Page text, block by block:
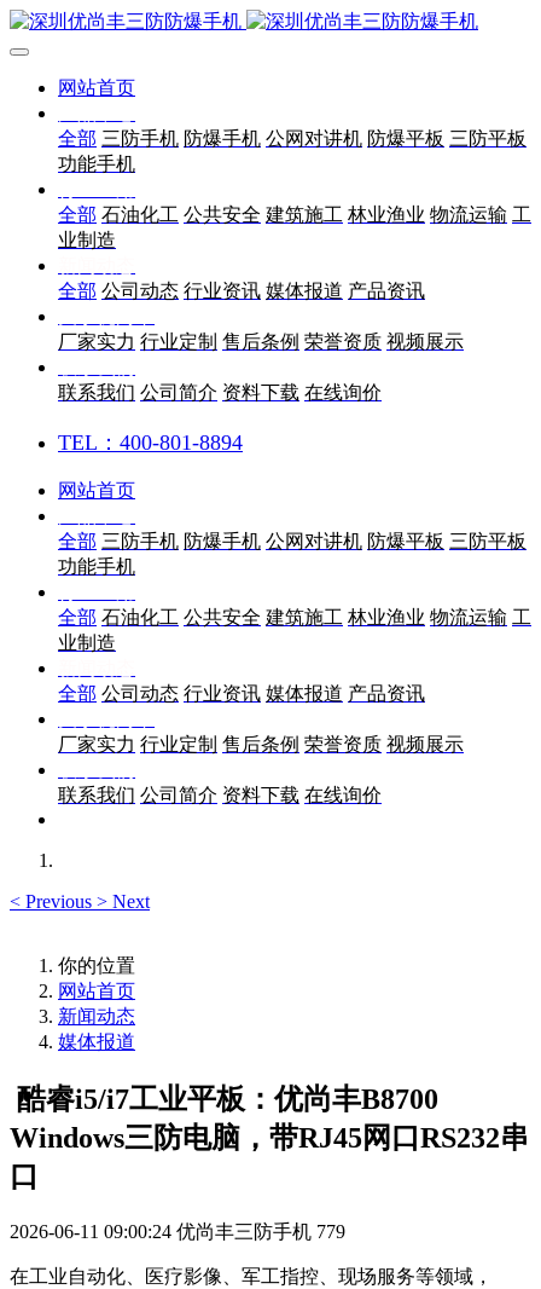
网站首页
全部 三防手机 防爆手机 公网对讲机 防爆平板 三防平板
功能手机
全部 石油化工 公共安全 建筑施工 林业渔业 物流运输 工
业制造
全部 公司动态 行业资讯 媒体报道 产品资讯
厂家实力 行业定制 售后条例 荣誉资质 视频展示
联系我们 公司简介 资料下载 在线询价
TEL：400-801-8894
网站首页
全部 三防手机 防爆手机 公网对讲机 防爆平板 三防平板
功能手机
全部 石油化工 公共安全 建筑施工 林业渔业 物流运输 工
业制造
全部 公司动态 行业资讯 媒体报道 产品资讯
厂家实力 行业定制 售后条例 荣誉资质 视频展示
联系我们 公司简介 资料下载 在线询价
< Previous > Next
你的位置
网站首页
新闻动态
媒体报道
​ 酷睿i5/i7工业平板：优尚丰B8700
Windows三防电脑，带RJ45网口RS232串
口
2026-06-11 09:00:24 优尚丰三防手机 779
在工业自动化、医疗影像、军工指控、现场服务等领域，